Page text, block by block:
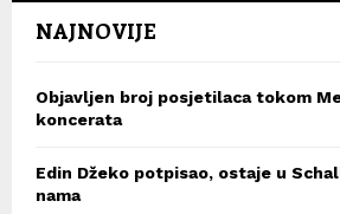
NAJNOVIJE
Objavljen broj posjetilaca tokom
koncerata
Edin Džeko potpisao, ostaje u
nama